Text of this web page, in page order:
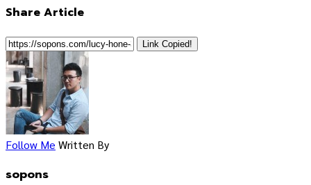
Share Article
Link Copied!
Follow Me Written By
sopons